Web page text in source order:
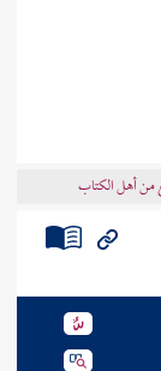
من أهل الكتاب